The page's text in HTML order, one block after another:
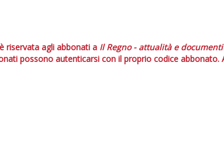
riservata agli abbonati a Il Regno - attualità e documenti
possono autenticarsi con il proprio codice abbonato.